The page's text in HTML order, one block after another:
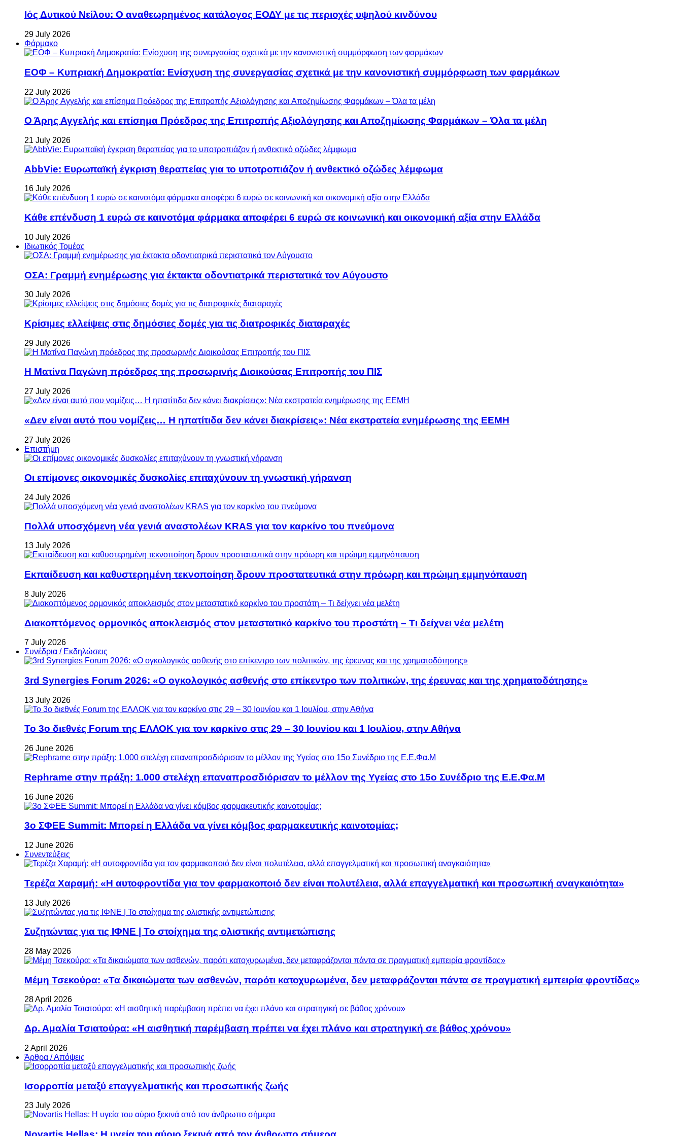
Ιός Δυτικού Νείλου: Ο αναθεωρημένος κατάλογος ΕΟΔΥ με τις περιοχές υψηλού κινδύνου
29 July 2026
Φάρμακο
ΕΟΦ – Κυπριακή Δημοκρατία: Ενίσχυση της συνεργασίας σχετικά με την κανονιστική συμμόρφωση των φαρμάκων
22 July 2026
Ο Άρης Αγγελής και επίσημα Πρόεδρος της Επιτροπής Αξιολόγησης και Αποζημίωσης Φαρμάκων – Όλα τα μέλη
21 July 2026
AbbVie: Ευρωπαϊκή έγκριση θεραπείας για το υποτροπιάζον ή ανθεκτικό οζώδες λέμφωμα
16 July 2026
Κάθε επένδυση 1 ευρώ σε καινοτόμα φάρμακα αποφέρει 6 ευρώ σε κοινωνική και οικονομική αξία στην Ελλάδα
10 July 2026
Ιδιωτικός Τομέας
ΟΣΑ: Γραμμή ενημέρωσης για έκτακτα οδοντιατρικά περιστατικά τον Αύγουστο
30 July 2026
Κρίσιμες ελλείψεις στις δημόσιες δομές για τις διατροφικές διαταραχές
29 July 2026
Η Ματίνα Παγώνη πρόεδρος της προσωρινής Διοικούσας Επιτροπής του ΠΙΣ
27 July 2026
«Δεν είναι αυτό που νομίζεις… Η ηπατίτιδα δεν κάνει διακρίσεις»: Νέα εκστρατεία ενημέρωσης της ΕΕΜΗ
27 July 2026
Επιστήμη
Οι επίμονες οικονομικές δυσκολίες επιταχύνουν τη γνωστική γήρανση
24 July 2026
Πολλά υποσχόμενη νέα γενιά αναστολέων KRAS για τον καρκίνο του πνεύμονα
13 July 2026
Εκπαίδευση και καθυστερημένη τεκνοποίηση δρουν προστατευτικά στην πρόωρη και πρώιμη εμμηνόπαυση
8 July 2026
Διακοπτόμενος ορμονικός αποκλεισμός στον μεταστατικό καρκίνο του προστάτη – Τι δείχνει νέα μελέτη
7 July 2026
Συνέδρια / Εκδηλώσεις
3rd Synergies Forum 2026: «Ο ογκολογικός ασθενής στο επίκεντρο των πολιτικών, της έρευνας και της χρηματοδότησης»
13 July 2026
Το 3ο διεθνές Forum της ΕΛΛΟΚ για τον καρκίνο στις 29 – 30 Ιουνίου και 1 Ιουλίου, στην Αθήνα
26 June 2026
Rephrame στην πράξη: 1.000 στελέχη επαναπροσδιόρισαν το μέλλον της Υγείας στο 15ο Συνέδριο της Ε.Ε.Φα.Μ
16 June 2026
3ο ΣΦΕΕ Summit: Μπορεί η Ελλάδα να γίνει κόμβος φαρμακευτικής καινοτομίας;
12 June 2026
Συνεντεύξεις
Τερέζα Χαραμή: «Η αυτοφροντίδα για τον φαρμακοποιό δεν είναι πολυτέλεια, αλλά επαγγελματική και προσωπική αναγκαιότητα»
13 July 2026
Συζητώντας για τις ΙΦΝΕ | Το στοίχημα της ολιστικής αντιμετώπισης
28 May 2026
Μέμη Τσεκούρα: «Τα δικαιώματα των ασθενών, παρότι κατοχυρωμένα, δεν μεταφράζονται πάντα σε πραγματική εμπειρία φροντίδας»
28 April 2026
Δρ. Αμαλία Τσιατούρα: «Η αισθητική παρέμβαση πρέπει να έχει πλάνο και στρατηγική σε βάθος χρόνου»
2 April 2026
Άρθρα / Απόψεις
Ισορροπία μεταξύ επαγγελματικής και προσωπικής ζωής
23 July 2026